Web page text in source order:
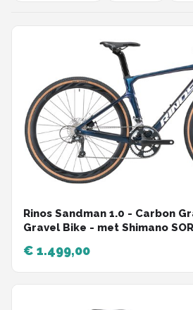
Rinos Sandman 1.0 - Carbon
Gravel Bike - met Shimano
en schijfremmen - lichte fiets
heren - 700 x 40C - Kameleon
€ 1.499,00